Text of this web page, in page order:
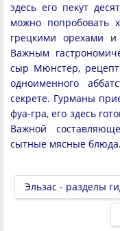
здесь его пекут
можно попробовать
грецкими орехами
Важным
сыр Мюнстер,
одноименного
секрете. Гурманы
фуа-гра, его здесь
Важной
сытные мясные блюда.
Эльзас - разделы